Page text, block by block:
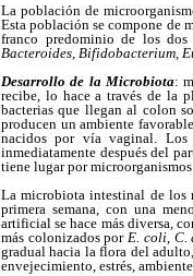
La población de
Esta población se compone de
franco predominio de los dos
Bacteroides, Bifidobacterium,
Desarrollo de la Microbiota:
recibe, lo hace a través de la
bacterias que llegan al colon
producen un ambiente
nacidos por vía vaginal. Los
inmediatamente después del
tiene lugar por
La microbiota intestinal de los
primera semana, con una
artificial se hace más diversa,
más colonizados porE. coli, C.
gradual hacia la flora del
envejecimiento, estrés,